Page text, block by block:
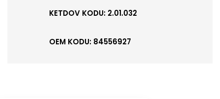
KETDOV KODU: 2.01.032
OEM KODU: 84556927